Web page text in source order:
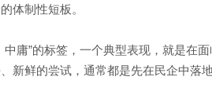
体制性短板。
中庸”的标签，一个典型表现，就是在
新鲜的尝试，通常都是先在民企中落